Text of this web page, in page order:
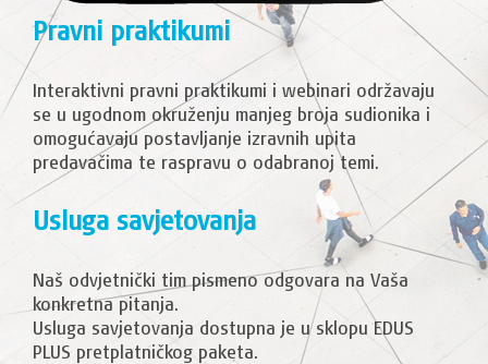
Pravni praktikumi
Interaktivni pravni praktikumi i webinari održavaju
se u ugodnom okruženju manjeg broja sudionika i
omogućavaju postavljanje izravnih upita
predavačima te raspravu o odabranoj temi.
Usluga savjetovanja
Naš odvjetnički tim pismeno odgovara na Vaša
konkretna pitanja.
Usluga savjetovanja dostupna je u sklopu EDUS
PLUS pretplatničkog paketa.